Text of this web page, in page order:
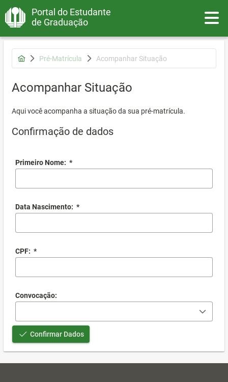
Portal do Estudante
de Graduação
Pré-Matrícula Acompanhar Situação
Acompanhar Situação
Aqui você acompanha a situação da sua pré-matrícula.
Confirmação de dados
Primeiro Nome: *
Data Nascimento: *
CPF: *
Convocação:
Confirmar Dados